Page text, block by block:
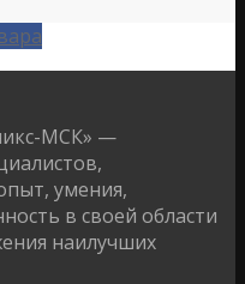
МСК» —
умения,
в своей области
наилучших